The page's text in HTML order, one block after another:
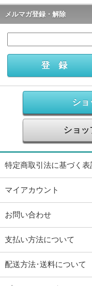
メルマガ登録・解除
ショ
ショ
特定商取引法に基づく表
マイアカウント
お問い合わせ
支払い方法について
配送方法･送料について